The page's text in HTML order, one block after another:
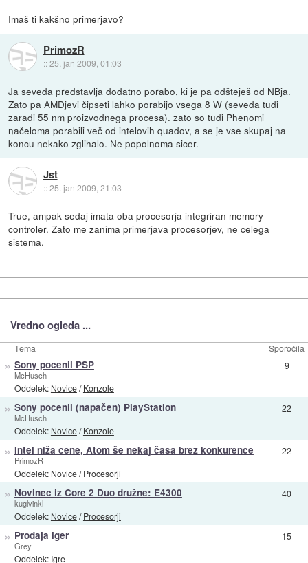
Imaš ti kakšno primerjavo?
PrimozR
::25. jan 2009, 01:03
Ja seveda predstavlja dodatno porabo, ki je pa odšteješ od NBja.
Zato pa AMDjevi čipseti lahko porabijo vsega 8 W (seveda tudi
zaradi 55 nm proizvodnega procesa). zato so tudi Phenomi
načeloma porabili več od intelovih quadov, a se je vse skupaj na
koncu nekako zglihalo. Ne popolnoma sicer.
Jst
::25. jan 2009, 21:03
True, ampak sedaj imata oba procesorja integriran memory
controler. Zato me zanima primerjava procesorjev, ne celega
sistema.
Vredno ogleda ...
Tema Sporočila
» Sony pocenil PSP
McHusch
Oddelek: Novice/Konzole
9
» Sony pocenil (napačen) PlayStation
McHusch
Oddelek: Novice/Konzole
22
» Intel niža cene, Atom še nekaj časa brez konkurence
PrimozR
Oddelek: Novice/Procesorji
22
» Novinec iz Core 2 Duo družne: E4300
kuglvinkl
Oddelek: Novice/Procesorji
40
» Prodaja iger
Grey
Oddelek: Igre
15